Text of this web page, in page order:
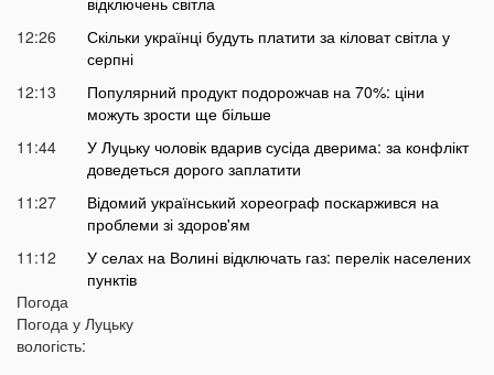
12:26
Скільки українці будуть платити за кіловат світла у
серпні
12:13
Популярний продукт подорожчав на 70%: ціни
можуть зрости ще більше
11:44
У Луцьку чоловік вдарив сусіда дверима: за конфлікт
доведеться дорого заплатити
11:27
Відомий український хореограф поскаржився на
проблеми зі здоров'ям
11:12
У селах на Волині відключать газ: перелік населених
пунктів
10:56
10:43
Погода
Погода у Луцьку
вологість: